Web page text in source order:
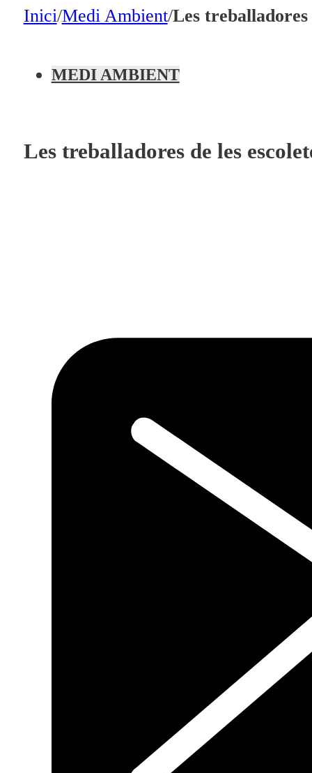
En directe
Programació
Inici/Medi Ambient/Les treballadores
MEDI AMBIENT
Les treballadores de les